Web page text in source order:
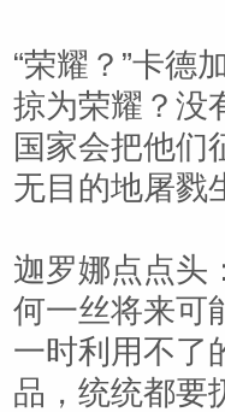
“荣耀？”卡德
掠为荣耀？没
国家会把他们
无目的地屠戮
迦罗娜点点头
何一丝将来可
一时利用不了
品，统统都要